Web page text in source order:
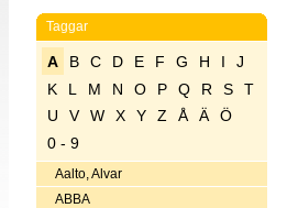
Taggar
A B C D E F G H I
J
K
L M N O P Q R S
T
U
V W X Y Z Å Ä
Ö
0 - 9
Aalto, Alvar
ABBA